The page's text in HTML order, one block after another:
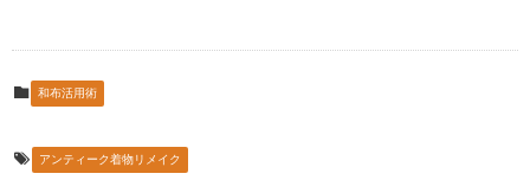
和布活用術
アンティーク着物リメイク